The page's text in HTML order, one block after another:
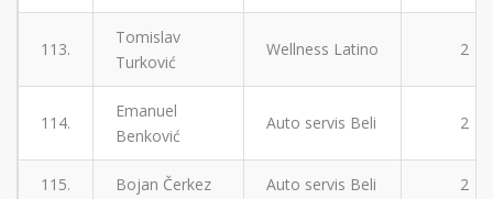
113.
Tomislav
Turković
Wellness Latino 2
114.
Emanuel
Benković
Auto servis Beli 2
115. Bojan Čerkez Auto servis Beli 2